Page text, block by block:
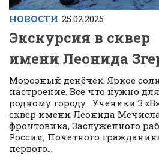
НОВОСТИ 25.02.2025
Экскурсия в сквер
имени Леонида
Морозный денёчек. Яркое
настроение. Все что нужно
родному городу. Ученики 3
сквер имени Леонида
фронтовика, Заслуженного
России, Почетного
первого...